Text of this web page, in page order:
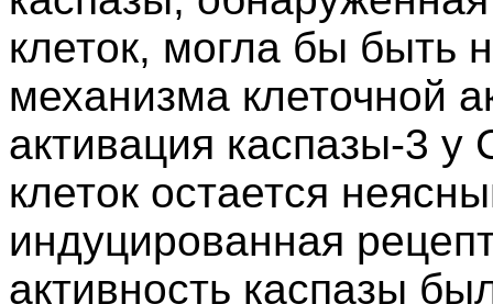
клеток, могла бы быть
механизма клеточной
активация каспазы-3 у
клеток остается
индуцированная
активность каспазы